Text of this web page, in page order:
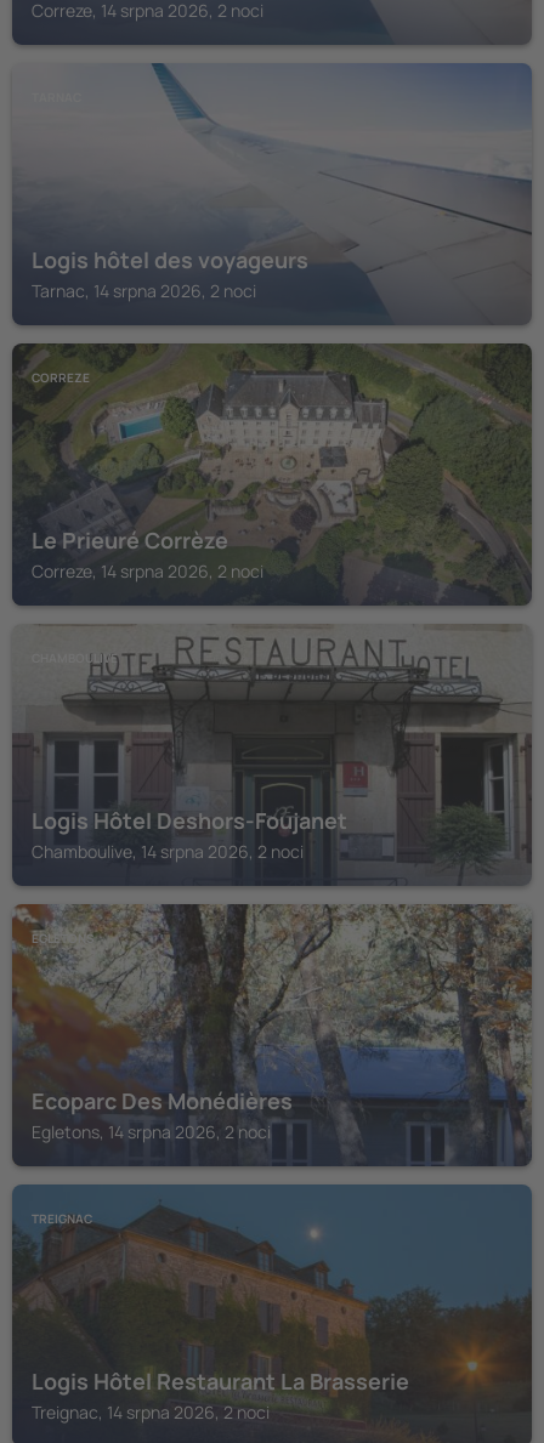
Correze, 14 srpna 2026, 2 noci
Logis hôtel des voyageurs
Tarnac, 14 srpna 2026, 2 noci
CORREZE
Le Prieuré Corrèze
Correze, 14 srpna 2026, 2 noci
CHAMBOULIVE
Logis Hôtel Deshors-Foujanet
Chamboulive, 14 srpna 2026, 2 noci
EGLETONS
Ecoparc Des Monédières
Egletons, 14 srpna 2026, 2 noci
TREIGNAC
Logis Hôtel Restaurant La Brasserie
Treignac, 14 srpna 2026, 2 noci